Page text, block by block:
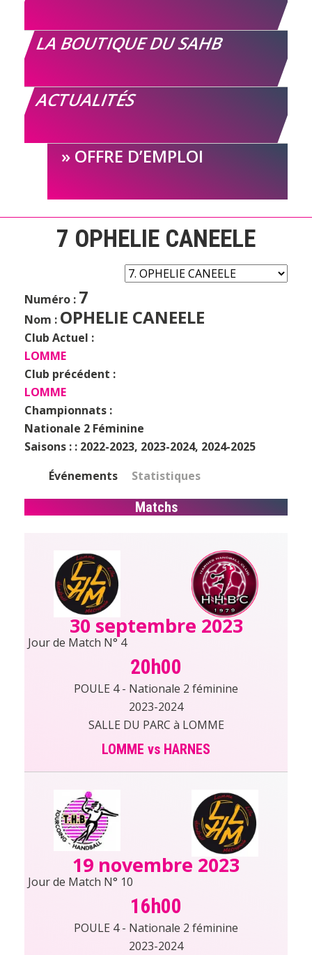
LA BOUTIQUE DU SAHB
ACTUALITÉS
OFFRE D’EMPLOI
7 OPHELIE CANEELE
Numéro : 7
Nom : OPHELIE CANEELE
Club Actuel :
LOMME
Club précédent :
LOMME
Championnats :
Nationale 2 Féminine
Saisons : : 2022-2023, 2023-2024, 2024-2025
Événements
Statistiques
Matchs
30 septembre 2023
Jour de Match N° 4
20h00
POULE 4 - Nationale 2 féminine
2023-2024
SALLE DU PARC à LOMME
LOMME vs HARNES
19 novembre 2023
Jour de Match N° 10
16h00
POULE 4 - Nationale 2 féminine
2023-2024